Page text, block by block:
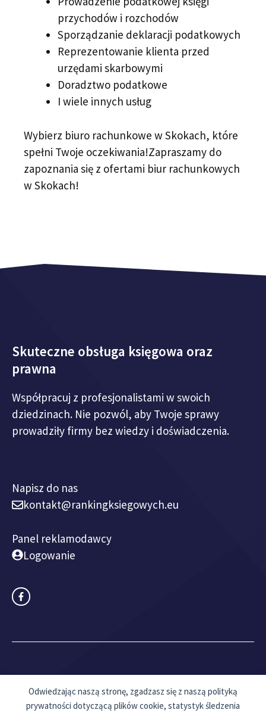
Odwiedzając naszą stronę, zgadzasz się z naszą polityką
prywatności dotyczącą plików cookie, statystyk śledzenia
przychodów i rozchodów
Sporządzanie deklaracji podatkowych
Reprezentowanie klienta przed
urzędami skarbowymi
Doradztwo podatkowe
I wiele innych usług
Wybierz biuro rachunkowe w Skokach, które
spełni Twoje oczekiwania!Zapraszamy do
zapoznania się z ofertami biur rachunkowych
w Skokach!
Skuteczne obsługa księgowa oraz
prawna
Współpracuj z profesjonalistami w swoich
dziedzinach. Nie pozwól, aby Twoje sprawy
prowadziły firmy bez wiedzy i doświadczenia.
Napisz do nas
kontakt@rankingksiegowych.eu
Panel reklamodawcy
Logowanie
© 2018 - 2026 rankingksiegowych.eu I Mapa witryny